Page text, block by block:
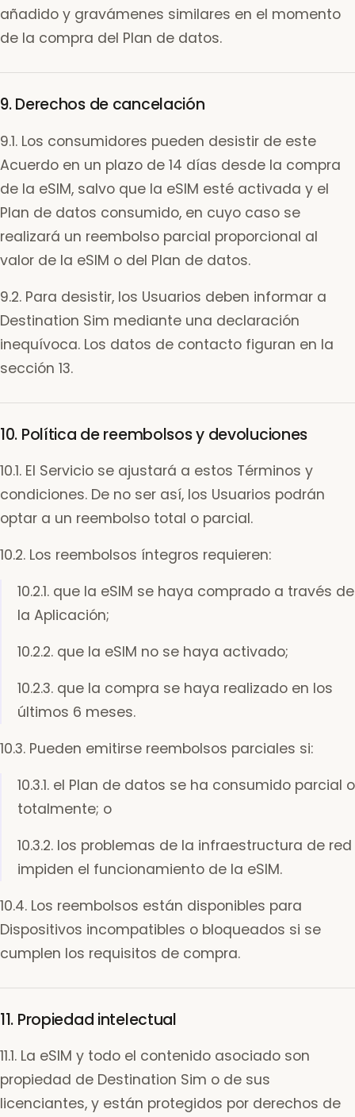
añadido y gravámenes similares en el momento
de la compra del Plan de datos.
9. Derechos de cancelación
9.1. Los consumidores pueden desistir de este
Acuerdo en un plazo de 14 días desde la compra
de la eSIM, salvo que la eSIM esté activada y el
Plan de datos consumido, en cuyo caso se
realizará un reembolso parcial proporcional al
valor de la eSIM o del Plan de datos.
9.2. Para desistir, los Usuarios deben informar a
Destination Sim mediante una declaración
inequívoca. Los datos de contacto figuran en la
sección 13.
10. Política de reembolsos y devoluciones
10.1. El Servicio se ajustará a estos Términos y
condiciones. De no ser así, los Usuarios podrán
optar a un reembolso total o parcial.
10.2. Los reembolsos íntegros requieren:
10.2.1. que la eSIM se haya comprado a través de
la Aplicación;
10.2.2. que la eSIM no se haya activado;
10.2.3. que la compra se haya realizado en los
últimos 6 meses.
10.3. Pueden emitirse reembolsos parciales si:
10.3.1. el Plan de datos se ha consumido parcial o
totalmente; o
10.3.2. los problemas de la infraestructura de red
impiden el funcionamiento de la eSIM.
10.4. Los reembolsos están disponibles para
Dispositivos incompatibles o bloqueados si se
cumplen los requisitos de compra.
11. Propiedad intelectual
11.1. La eSIM y todo el contenido asociado son
propiedad de Destination Sim o de sus
licenciantes, y están protegidos por derechos de